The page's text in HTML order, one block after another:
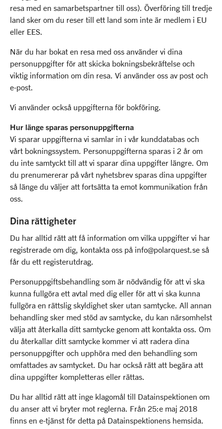
resa med en samarbetspartner till oss). Överföring till tredje
land sker om du reser till ett land som inte är medlem i EU
eller EES.
När du har bokat en resa med oss använder vi dina
personuppgifter för att skicka bokningsbekräftelse och
viktig information om din resa. Vi använder oss av post och
e-post.
Vi använder också uppgifterna för bokföring.
Hur länge sparas personuppgifterna
Vi sparar uppgifterna vi samlar in i vår kunddatabas och
vårt bokningssystem. Personuppgifterna sparas i 2 år om
du inte samtyckt till att vi sparar dina uppgifter längre. Om
du prenumererar på vårt nyhetsbrev sparas dina uppgifter
så länge du väljer att fortsätta ta emot kommunikation från
oss.
Dina rättigheter
Du har alltid rätt att få information om vilka uppgifter vi har
registrerade om dig, kontakta oss på info@polarquest.se så
får du ett registerutdrag.
Personuppgiftsbehandling som är nödvändig för att vi ska
kunna fullgöra ett avtal med dig eller för att vi ska kunna
fullgöra en rättslig skyldighet sker utan samtycke. All annan
behandling sker med stöd av samtycke, du kan närsomhelst
välja att återkalla ditt samtycke genom att kontakta oss. Om
du återkallar ditt samtycke kommer vi att radera dina
personuppgifter och upphöra med den behandling som
omfattades av samtycket. Du har också rätt att begära att
dina uppgifter kompletteras eller rättas.
Du har alltid rätt att inge klagomål till Datainspektionen om
du anser att vi bryter mot reglerna. Från 25:e maj 2018
finns en e-tjänst för detta på Datainspektionens hemsida.